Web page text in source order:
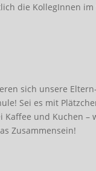
die KollegInnen
sich unsere
Sei es mit
Kaffee und Kuchen
Zusammensein!